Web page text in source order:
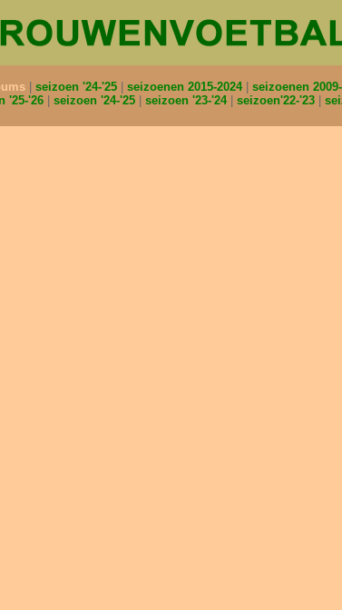
seizoen '24-'25 seizoenen 2015-2024 seizoenen
'25-'26
seizoen '24-'25 seizoen '23-'24 seizoen'22-'23